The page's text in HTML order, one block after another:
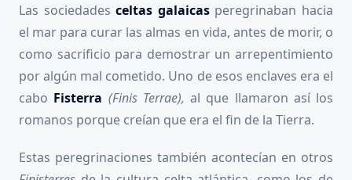
Las sociedadesceltas galaicasperegrinaban hacia
el mar para curar las almas en vida, antes de morir, o
como sacrificio para demostrar un arrepentimiento
por algún mal cometido. Uno de esos enclaves era el
cabo Fisterra (Finis Terrae), al que llamaron así los
romanos porque creían que era el fin de la Tierra.
Estas peregrinaciones también acontecían en otros